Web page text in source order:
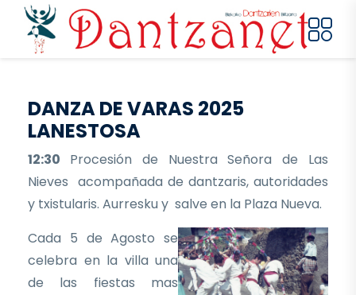
Pasar al contenido principal
DANZA DE VARAS 2025
LANESTOSA
12:30 Procesión de Nuestra Señora de Las
Nieves acompañada de dantzaris, autoridades
y txistularis. Aurresku y salve en la Plaza Nueva.
Cada 5 de Agosto se
celebra en la villa una
de las fiestas mas